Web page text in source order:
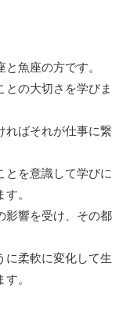
魚座の方です。
との大切さを学びま
ればそれが仕事に繋
とを意識して学びに
。
影響を受け、その都
に柔軟に変化して生
。